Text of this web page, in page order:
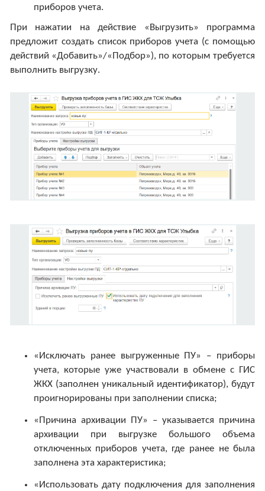
приборов учета.
При нажатии на действие «Выгрузить» программа
предложит создать список приборов учета (с помощью
действий «Добавить»/«Подбор»), по которым требуется
выполнить выгрузку.
«Исключать ранее выгруженные ПУ» – приборы
учета, которые уже участвовали в обмене с ГИС
ЖКХ (заполнен уникальный идентификатор), будут
проигнорированы при заполнении списка;
«Причина архивации ПУ» – указывается причина
архивации при выгрузке большого объема
отключенных приборов учета, где ранее не была
заполнена эта характеристика;
«Использовать дату подключения для заполнения